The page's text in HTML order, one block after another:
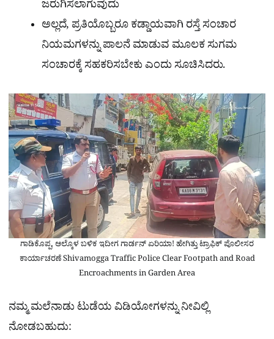
ಜರುಗಿಸಲಾಗುವುದು
ಅಲ್ಲದೆ, ಪ್ರತಿಯೊಬ್ಬರೂ ಕಡ್ಡಾಯವಾಗಿ ರಸ್ತೆ ಸಂಚಾರ
ನಿಯಮಗಳನ್ನು ಪಾಲನೆ ಮಾಡುವ ಮೂಲಕ ಸುಗಮ
ಸಂಚಾರಕ್ಕೆ ಸಹಕರಿಸಬೇಕು ಎಂದು ಸೂಚಿಸಿದರು.
ಗಾಡಿಕೊಪ್ಪ, ಆಲ್ಕೊಳ ಬಳಿಕ ಇದೀಗ ಗಾರ್ಡನ್ ಏರಿಯಾ! ಹೇಗಿತ್ತು ಟ್ರಾಫಿಕ್ ಪೊಲೀಸರ
ಕಾರ್ಯಾಚರಣೆ Shivamogga Traffic Police Clear Footpath and Road
Encroachments in Garden Area
ನಮ್ಮ ಮಲೆನಾಡು ಟುಡೆಯ ವಿಡಿಯೋಗಳನ್ನು ನೀವಿಲ್ಲಿ
ನೋಡಬಹುದು: